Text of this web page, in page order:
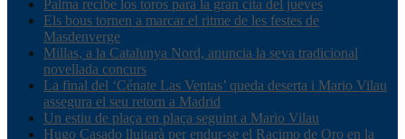
Palma recibe los toros para la gran cita del jueves
Els bous tornen a marcar el ritme de les festes de
Masdenverge
Millas, a la Catalunya Nord, anuncia la seva tradicional
novellada concurs
La final del ‘Cénate Las Ventas’ queda deserta i Mario Vilau
assegura el seu retorn a Madrid
Un estiu de plaça en plaça seguint a Mario Vilau
Hugo Casado lluitarà per endur-se el Racimo de Oro en la